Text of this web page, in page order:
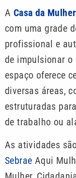
A Casa da
com uma grade
profissional e
de impulsionar o
espaço oferece
diversas áreas,
estruturadas
de trabalho ou
As atividades
Sebrae Aqui